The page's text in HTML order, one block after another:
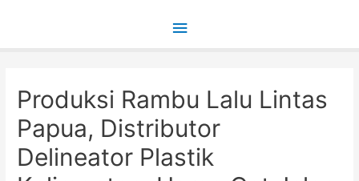
Main
Produksi Rambu Lalu Lintas
Papua, Distributor
Delineator Plastik